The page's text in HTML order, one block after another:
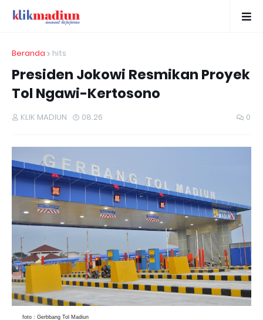
Beranda hits
Presiden Jokowi Resmikan Proyek
Tol Ngawi-Kertosono
KLIK MADIUN 08.26 0
foto : Gerbbang Tol Madiun